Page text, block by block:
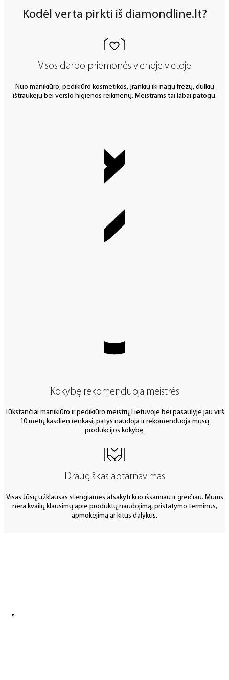
Kodėl verta pirkti iš diamondline.lt?
Visos darbo priemonės vienoje vietoje
Nuo manikiūro, pedikiūro kosmetikos, įrankių iki nagų frezų, dulkių
ištraukėjų bei verslo higienos reikmenų. Meistrams tai labai patogu.
Kokybę rekomenduoja meistrės
Tūkstančiai manikiūro ir pedikiūro meistrų Lietuvoje bei pasaulyje jau virš
10 metų kasdien renkasi, patys naudoja ir rekomenduoja mūsų
produkcijos kokybę.
Draugiškas aptarnavimas
Visas Jūsų užklausas stengiamės atsakyti kuo išsamiau ir greičiau. Mums
nėra kvailų klausimų apie produktų naudojimą, pristatymo terminus,
apmokėjimą ar kitus dalykus.